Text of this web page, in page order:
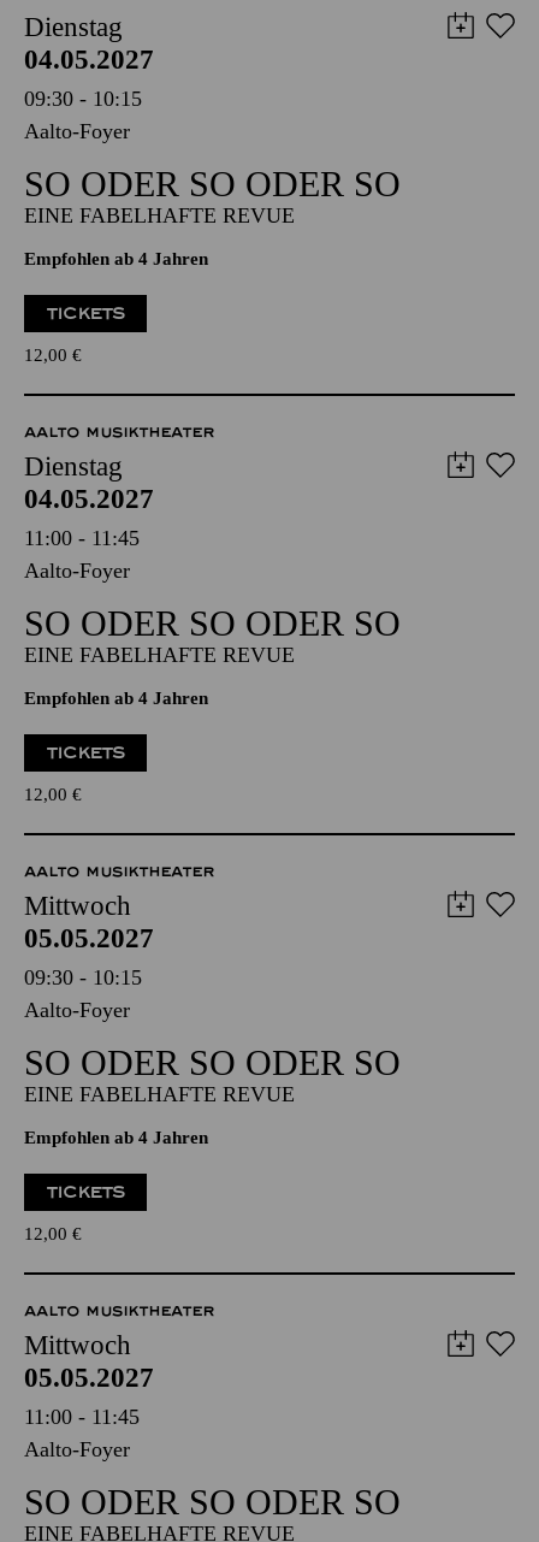
AALTO MUSIKTHEATER
Dienstag
04.05.2027
09:30 - 10:15
Aalto-Foyer
SO ODER SO ODER SO
EINE FABELHAFTE REVUE
Empfohlen ab 4 Jahren
12,00€
AALTO MUSIKTHEATER
Dienstag
04.05.2027
11:00 - 11:45
Aalto-Foyer
SO ODER SO ODER SO
EINE FABELHAFTE REVUE
Empfohlen ab 4 Jahren
12,00€
AALTO MUSIKTHEATER
Mittwoch
05.05.2027
09:30 - 10:15
Aalto-Foyer
SO ODER SO ODER SO
EINE FABELHAFTE REVUE
Empfohlen ab 4 Jahren
12,00€
AALTO MUSIKTHEATER
Mittwoch
05.05.2027
11:00 - 11:45
Aalto-Foyer